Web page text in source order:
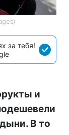
за тебя!
и
В то